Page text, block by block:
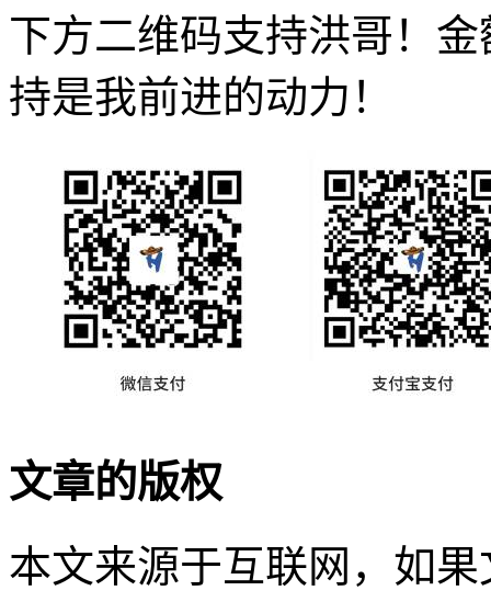
下方二维码支持洪哥！
持是我前进的动力！
文章的版权
本文来源于互联网，如